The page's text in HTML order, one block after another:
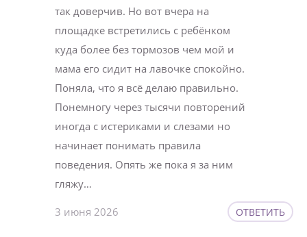
так доверчив. Но вот вчера на
площадке встретились с ребёнком
куда более без тормозов чем мой и
мама его сидит на лавочке спокойно.
Поняла, что я всё делаю правильно.
Понемногу через тысячи повторений
иногда с истериками и слезами но
начинает понимать правила
поведения. Опять же пока я за ним
гляжу…
3 июня 2026 ОТВЕТИТЬ